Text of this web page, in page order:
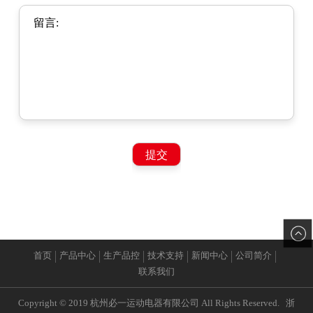
首页 产品中心 生产品控 技术支持 新闻中心
公司简介
联系我们
Copyright © 2019 杭州必一运动电器有限公司 All Rights Reserved. 浙